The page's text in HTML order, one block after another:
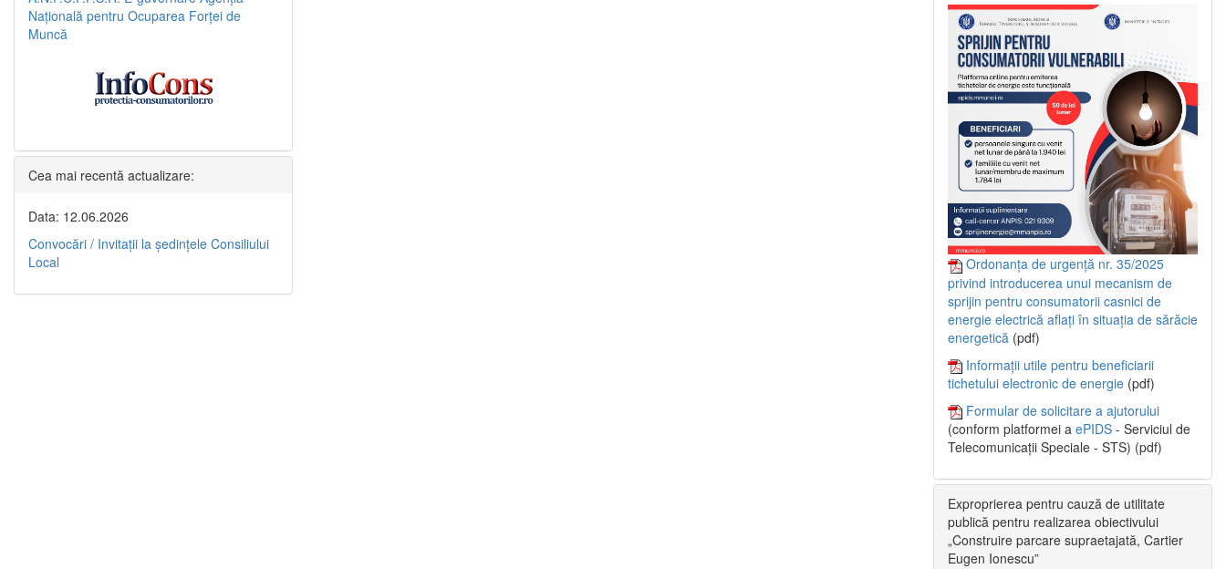
Națională pentru Ocuparea Forței de
Muncă
Cea mai recentă actualizare:
Data: 12.06.2026
Convocări / Invitaţii la şedinţele Consiliului
Local
Ordonanța de urgență nr. 35/2025
privind introducerea unui mecanism de
sprijin pentru consumatorii casnici de
energie electrică aflați în situația de sărăcie
energetică (pdf)
Informații utile pentru beneficiarii
tichetului electronic de energie (pdf)
Formular de solicitare a ajutorului
(conform platformei a ePIDS - Serviciul de
Telecomunicații Speciale - STS) (pdf)
Exproprierea pentru cauză de utilitate
publică pentru realizarea obiectivului
„Construire parcare supraetajată, Cartier
Eugen Ionescu”